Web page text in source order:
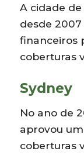
A cidade de
desde
financeiros
coberturas
Sydney
No ano de
aprovou
coberturas